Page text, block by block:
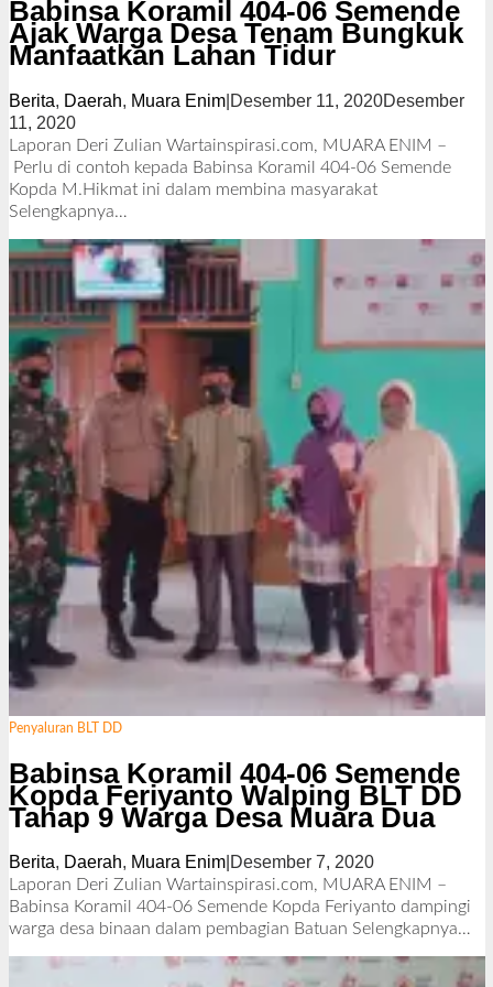
Babinsa Koramil 404-06 Semende
Ajak Warga Desa Tenam Bungkuk
Manfaatkan Lahan Tidur
Berita, Daerah, Muara Enim| Desember 11, 2020Desember
11, 2020o
l
e
h
R
d
a
k
s
i
Laporan Deri Zulian Wartainspirasi.com, MUARA ENIM –
Perlu di contoh kepada Babinsa Koramil 404-06 Semende
Kopda M.Hikmat ini dalam membina masyarakat
Selengkapnya…
Penyaluran BLT DD
Babinsa Koramil 404-06 Semende
Kopda Feriyanto Walping BLT DD
Tahap 9 Warga Desa Muara Dua
Berita, Daerah, Muara Enim| Desember 7, 2020o
l
e
h
Laporan Deri Zulian Wartainspirasi.com, MUARA ENIM –
Babinsa Koramil 404-06 Semende Kopda Feriyanto dampingi
warga desa binaan dalam pembagian Batuan Selengkapnya…